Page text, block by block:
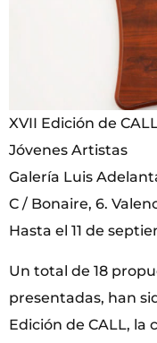
XVII Edición de
Jóvenes Artistas
Galería Luis
C / Bonaire, 6.
Hasta el 11 de
Un total de 18
presentadas, han
Edición de CALL,